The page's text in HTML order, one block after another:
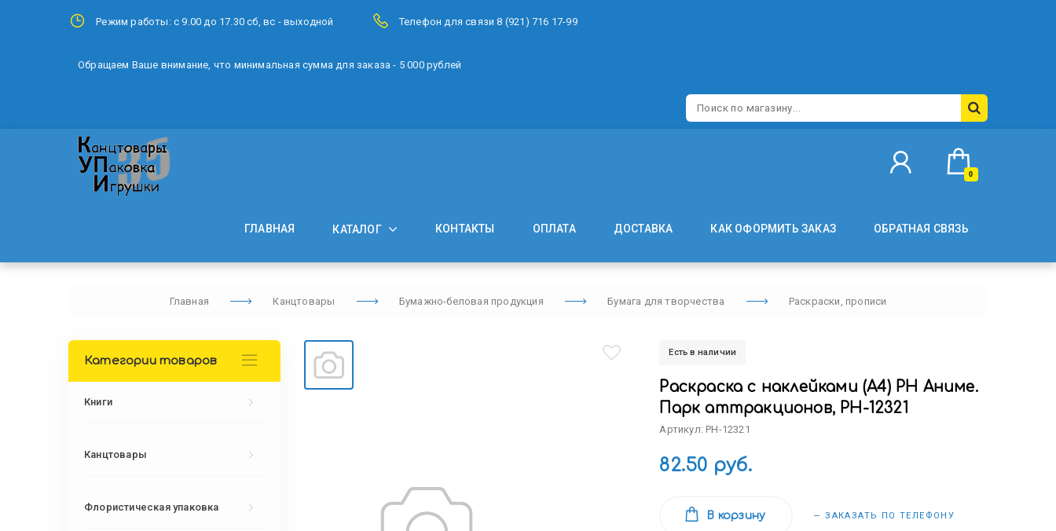
Режим работы: с 9.00 до 17.30 сб, вс - выходной Телефон для связи 8 (921) 716 17-99
Обращаем Ваше внимание, что минимальная сумма для заказа - 5 000 рублей
0
ГЛАВНАЯ КАТАЛОГ КОНТАКТЫ ОПЛАТА ДОСТАВКА КАК ОФОРМИТЬ ЗАКАЗ ОБРАТНАЯ СВЯЗЬ
Главная Канцтовары Бумажно-беловая продукция Бумага для творчества Раскраски, прописи
Есть в наличии
Раскраска с наклейками (А4) РН Аниме.
Парк аттракционов, РН-12321
Артикул: РН-12321
82.50 руб.
В корзину — ЗАКАЗАТЬ ПО ТЕЛЕФОНУ
Категории товаров
Книги
Канцтовары
Флористическая упаковка